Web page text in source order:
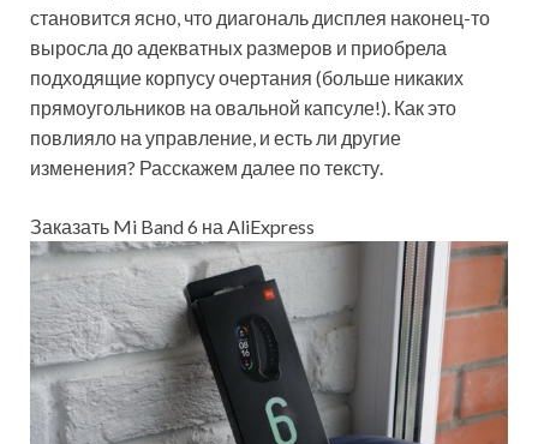
становится ясно, что диагональ дисплея наконец-то
выросла до адекватных размеров и приобрела
подходящие корпусу очертания (больше никаких
прямоугольников на овальной капсуле!). Как это
повлияло на управление, и есть ли другие
изменения? Расскажем далее по тексту.
Заказать Mi Band 6 на AliExpress